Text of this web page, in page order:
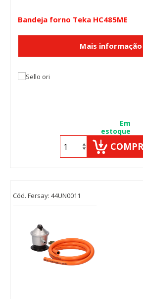
Bandeja forno Teka HC485ME
Em
estoque
Cód. Fersay: 44UN0011